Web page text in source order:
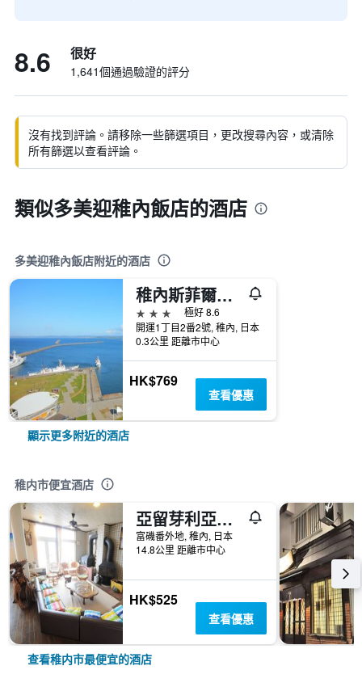
8.6 很好
1,641個通過驗證的評分
沒有找到評論。請移除一些篩選項目，更改搜尋內容，或清除
所有篩選以查看評論。
類似多美迎稚內飯店的酒店
多美迎稚內飯店附近的酒店
稚內斯菲爾飯店
3星級
極好 8.6
開運1丁目2番2號, 稚內, 日本
0.3公里 距離市中心
HK$769
查看優惠
顯示更多附近的酒店
稚内市便宜酒店
亞留芽利亞山林小屋
富磯番外地, 稚內, 日本
14.8公里 距離市中心
HK$525
查看優惠
查看稚内市最便宜的酒店